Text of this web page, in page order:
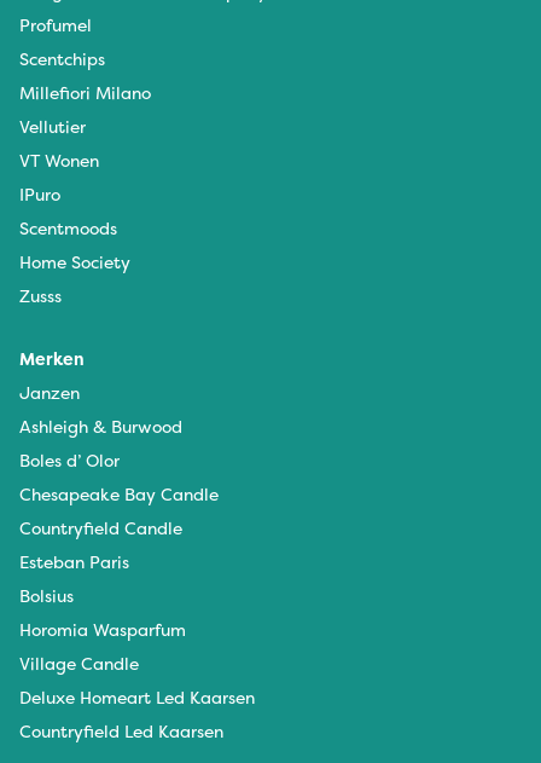
Profumel
Scentchips
Millefiori Milano
Vellutier
VT Wonen
IPuro
Scentmoods
Home Society
Zusss
Merken
Janzen
Ashleigh & Burwood
Boles d’ Olor
Chesapeake Bay Candle
Countryfield Candle
Esteban Paris
Bolsius
Horomia Wasparfum
Village Candle
Deluxe Homeart Led Kaarsen
Countryfield Led Kaarsen